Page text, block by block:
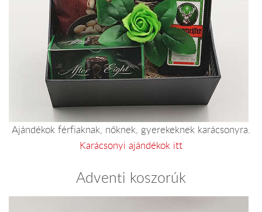
Ajándékok férfiaknak, nőknek, gyerekeknek karácsonyra.
Karácsonyi ajándékok itt
Adventi koszorúk